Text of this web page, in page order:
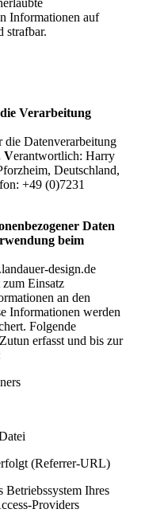
Informationen auf
strafbar.
Verarbeitung
Datenverarbeitung
Verantwortlich: Harry
Deutschland,
+49 (0)7231
Daten
beim
design.de
Einsatz
an den
Informationen werden
Folgende
erfasst und bis zur
(Referrer-URL)
Betriebssystem Ihres
Providers